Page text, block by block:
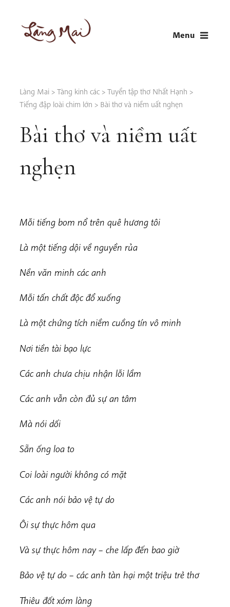
content
Menu
Làng Mai > Tàng kinh các > Tuyển tập thơ Nhất Hạnh >
Tiếng đập loài chim lớn > Bài thơ và niềm uất nghẹn
Bài thơ và niềm uất
nghẹn
Mỗi tiếng bom nổ trên quê hương tôi
Là một tiếng dội về nguyền rủa
Nền văn minh các anh
Mỗi tấn chất độc đổ xuống
Là một chứng tích niềm cuồng tín vô minh
Nơi tiền tài bạo lực
Các anh chưa chịu nhận lỗi lầm
Các anh vẫn còn đủ sự an tâm
Mà nói dối
Sẵn ống loa to
Coi loài người không có mặt
Các anh nói bảo vệ tự do
Ôi sự thực hôm qua
Và sự thực hôm nay – che lấp đến bao giờ
Bảo vệ tự do – các anh tàn hại một triệu trẻ thơ
Thiêu đốt xóm làng